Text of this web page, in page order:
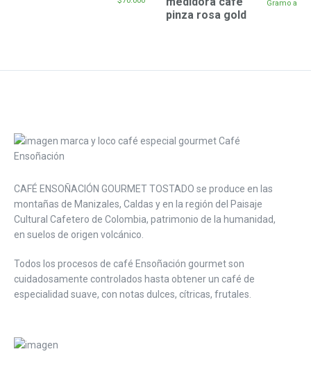
pinza rosa gold
Gramo a
CAFÉ ENSOÑACIÓN GOURMET TOSTADO se produce en las
montañas de Manizales, Caldas y en la región del Paisaje
Cultural Cafetero de Colombia, patrimonio de la humanidad,
en suelos de origen volcánico.
Todos los procesos de café Ensoñación gourmet son
cuidadosamente controlados hasta obtener un café de
especialidad suave, con notas dulces, cítricas, frutales.